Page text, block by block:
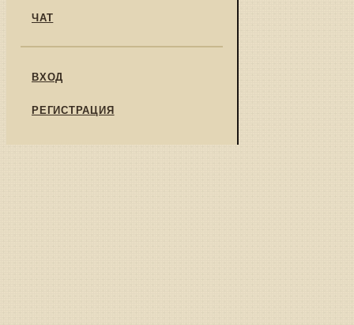
ЧАТ
ВХОД
РЕГИСТРАЦИЯ